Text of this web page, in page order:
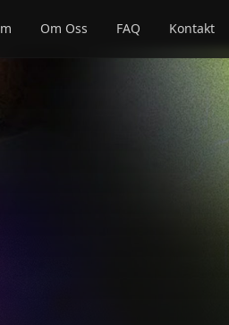
Om Oss FAQ Kontakt